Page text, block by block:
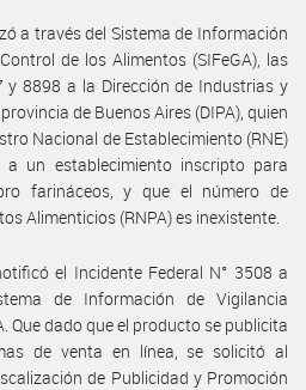
a través del Sistema de Información
de los Alimentos (SIFeGA), las
y 8898 a la Dirección de Industrias y
de Buenos Aires (DIPA), quien
Nacional de Establecimiento (RNE)
un establecimiento inscripto para
farináceos, y que el número de
Alimenticios (RNPA) es inexistente.
el Incidente Federal N° 3508 a
de Información de Vigilancia
Que dado que el producto se publicita
de venta en línea, se solicitó al
de Publicidad y Promoción